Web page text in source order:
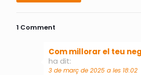
1 Comment
Com millorar el teu
ha dit:
3 de març de 2025 a les 18:02